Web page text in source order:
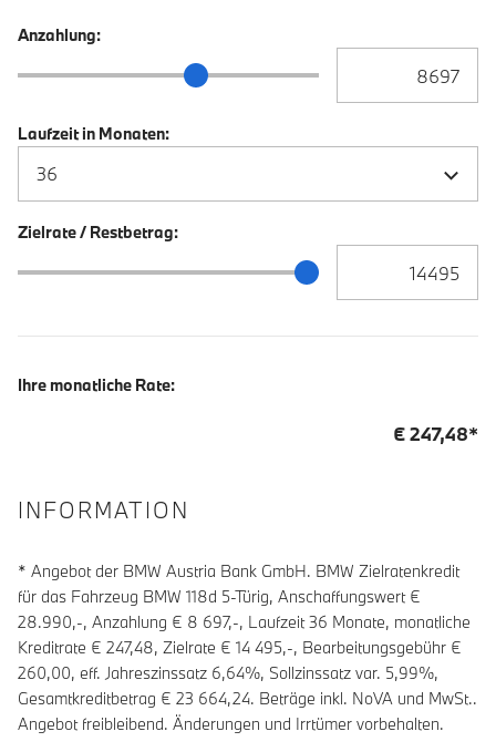
Anzahlung:
Anzahlung Schieberegler
Laufzeit in Monaten:
Zielrate / Restbetrag:
Zielrate / Restbetrag Schieberegler
Ihre monatliche Rate:
€247,48*
INFORMATION
* Angebot der BMW Austria Bank GmbH. BMW Zielratenkredit
für das Fahrzeug BMW 118d 5-Türig, Anschaffungswert €
28.990,-, Anzahlung € 8 697,-, Laufzeit36 Monate, monatliche
Kreditrate € 247,48, Zielrate € 14 495,-, Bearbeitungsgebühr €
260,00, eff. Jahreszinssatz 6,64%, Sollzinssatz var. 5,99%,
Gesamtkreditbetrag € 23 664,24. Beträge inkl. NoVA und MwSt..
Angebot freibleibend. Änderungen und Irrtümer vorbehalten.